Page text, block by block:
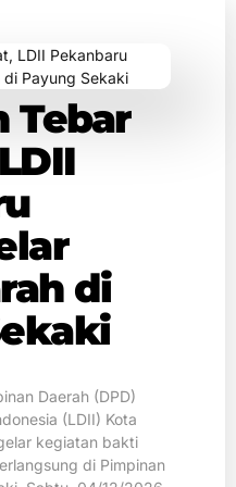
Tebar
di
Daerah (DPD)
(LDII) Kota
kegiatan bakti
di Pimpinan